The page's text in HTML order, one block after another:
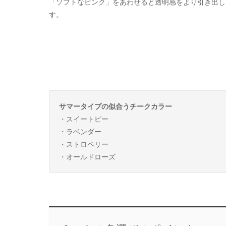
「ソフトなピンク」をあわせると透明感をより引き出
す。
サマータイプの似合うチークカラー
・スイートピー
・ラベンダー
・ストロベリー
・オールドローズ